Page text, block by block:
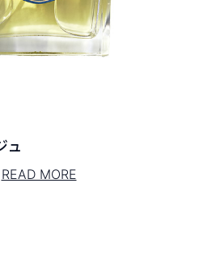
ュ
READ MORE